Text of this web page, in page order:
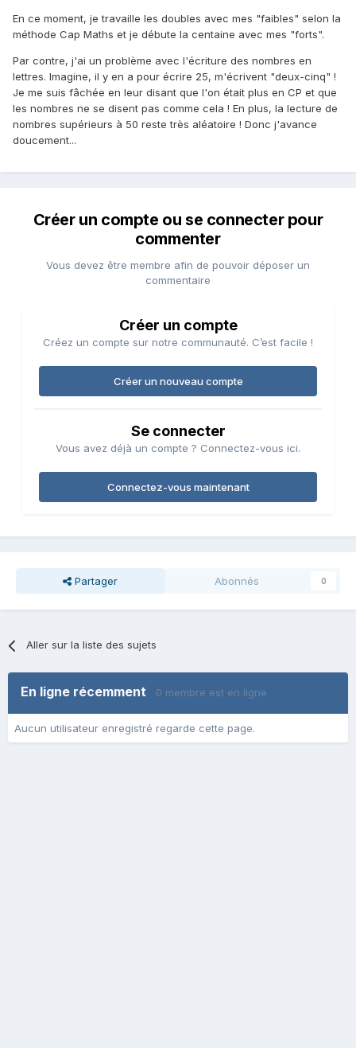
En ce moment, je travaille les doubles avec mes "faibles" selon la
méthode Cap Maths et je débute la centaine avec mes "forts".
Par contre, j'ai un problème avec l'écriture des nombres en
lettres. Imagine, il y en a pour écrire 25, m'écrivent "deux-cinq" !
Je me suis fâchée en leur disant que l'on était plus en CP et que
les nombres ne se disent pas comme cela ! En plus, la lecture de
nombres supérieurs à 50 reste très aléatoire ! Donc j'avance
doucement...
Créer un compte ou se connecter pour
commenter
Vous devez être membre afin de pouvoir déposer un
commentaire
Créer un compte
Créez un compte sur notre communauté. C’est facile !
Créer un nouveau compte
Se connecter
Vous avez déjà un compte ? Connectez-vous ici.
Connectez-vous maintenant
Partager Abonnés 0
Aller sur la liste des sujets
En ligne récemment 0 membre est en ligne
Aucun utilisateur enregistré regarde cette page.